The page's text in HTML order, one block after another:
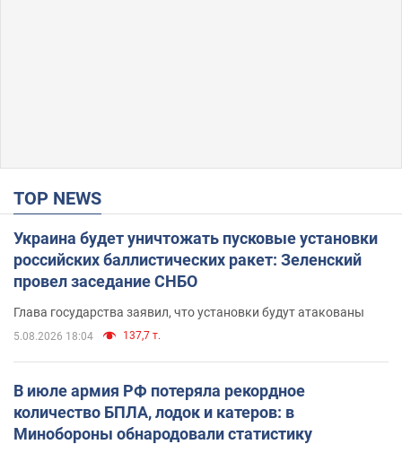
TOP NEWS
Украина будет уничтожать пусковые установки
российских баллистических ракет: Зеленский
провел заседание СНБО
Глава государства заявил, что установки будут атакованы
5.08.2026 18:04 137,7 т.
В июле армия РФ потеряла рекордное
количество БПЛА, лодок и катеров: в
Минобороны обнародовали статистику